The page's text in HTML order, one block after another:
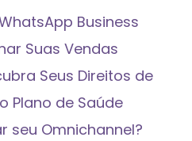
Business
Suas Vendas
Seus Direitos de
Plano de Saúde
seu Omnichannel?